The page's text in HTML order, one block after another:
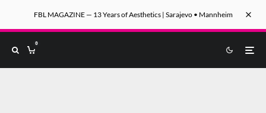
FBL MAGAZINE — 13 Years of Aesthetics | Sarajevo • Mannheim
0